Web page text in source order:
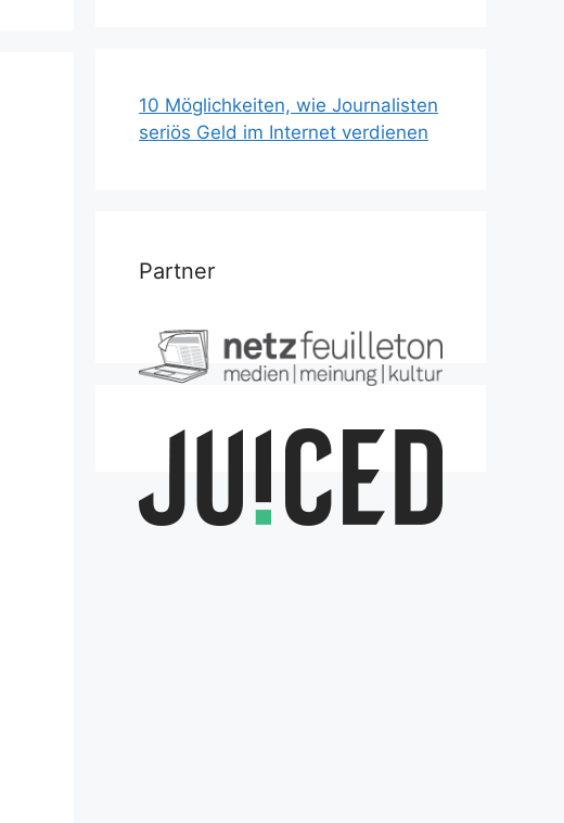
10 Möglichkeiten, wie Journalisten
seriös Geld im Internet verdienen
Partner